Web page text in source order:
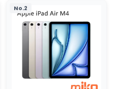
No.2